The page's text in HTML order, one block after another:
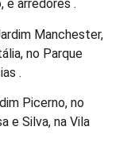
e arredores .
Manchester,
no Parque
.
Picerno, no
e Silva, na Vila